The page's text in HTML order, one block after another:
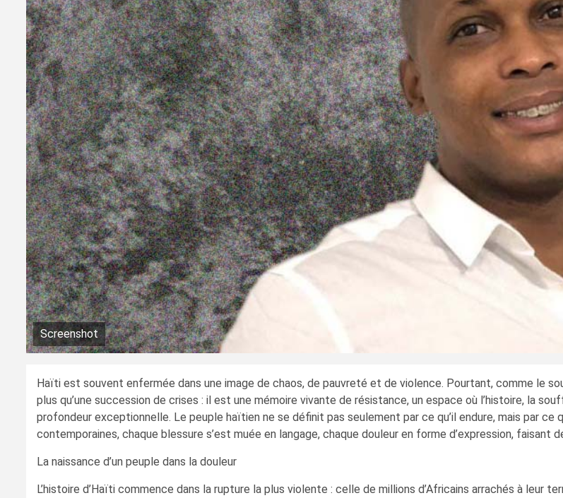
Screenshot
Haïti est souvent enfermée dans une image de chaos, de pauvreté et de violence. Pourtant, comme le
plus qu’une succession de crises : il est une mémoire vivante de résistance, un espace où l’histoire, la
profondeur exceptionnelle. Le peuple haïtien ne se définit pas seulement par ce qu’il endure, mais par ce
contemporaines, chaque blessure s’est muée en langage, chaque douleur en forme d’expression,
La naissance d’un peuple dans la douleur
L’histoire d’Haïti commence dans la rupture la plus violente : celle de millions d’Africains arrachés à leur